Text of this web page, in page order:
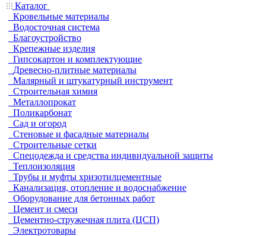
Каталог
Кровельные материалы
Водосточная система
Благоустройство
Крепежные изделия
Гипсокартон и комплектующие
Древесно-плитные материалы
Малярный и штукатурный инструмент
Строительная химия
Металлопрокат
Поликарбонат
Сад и огород
Стеновые и фасадные материалы
Строительные сетки
Спецодежда и средства индивидуальной защиты
Теплоизоляция
Трубы и муфты хризотилцементные
Канализация, отопление и водоснабжение
Оборудование для бетонных работ
Цемент и смеси
Цементно-стружечная плита (ЦСП)
Электротовары